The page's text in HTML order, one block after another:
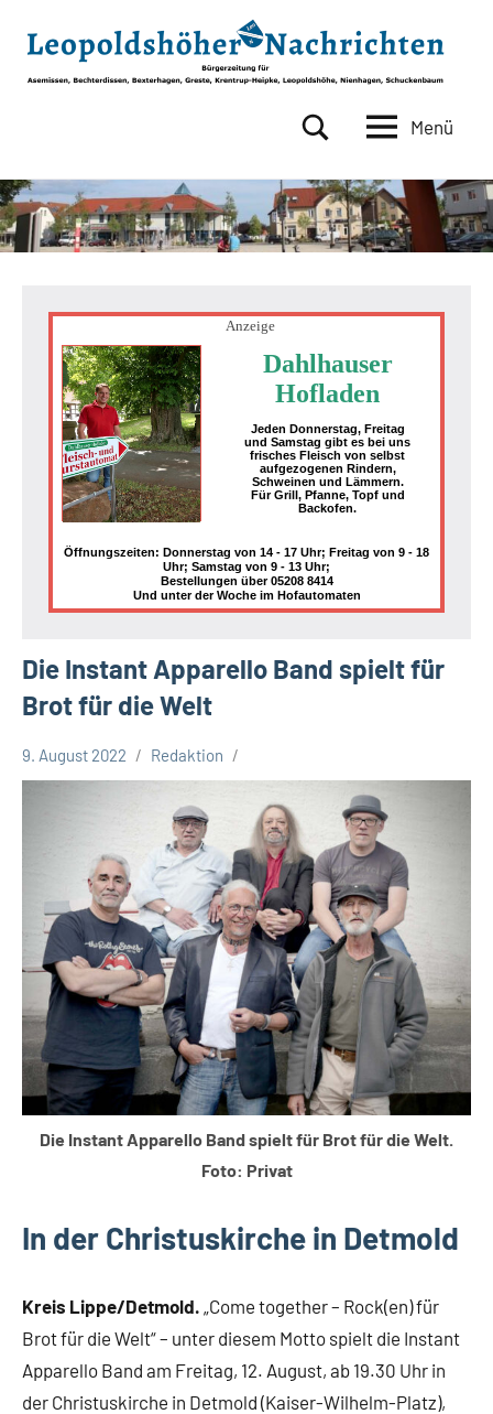
Inhalt
springen
Nachrichten
Asemissen,
Bechterdissen,
Bexterhagen,
Leopoldshöhe,
Nienhagen,
Schuckenbaum
Menü
Anzeige
Dahlhauser
Hofladen
Jeden Donnerstag, Freitag
und Samstag gibt es bei uns
frisches Fleisch von selbst
aufgezogenen Rindern,
Schweinen und Lämmern.
Für Grill, Pfanne, Topf und
Backofen.
Öffnungszeiten: Donnerstag von 14 - 17 Uhr; Freitag von 9 - 18
Uhr; Samstag von 9 - 13 Uhr;
Bestellungen über 05208 8414
Und unter der Woche im Hofautomaten
Die Instant Apparello Band spielt für
Brot für die Welt
Gesellschaft
Termine
9. August 2022 Redaktion
Die Instant Apparello Band spielt für Brot für die Welt.
Foto: Privat
In der Christuskirche in Detmold
Kreis Lippe/Detmold. „Come together – Rock(en) für
Brot für die Welt“ – unter diesem Motto spielt die Instant
Apparello Band am Freitag, 12. August, ab 19.30 Uhr in
der Christuskirche in Detmold (Kaiser-Wilhelm-Platz),